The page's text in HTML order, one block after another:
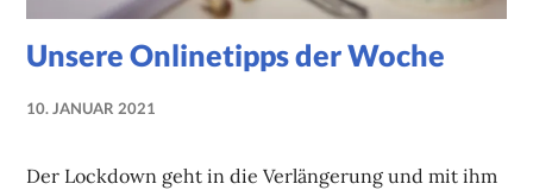
Unsere Onlinetipps der Woche
10. JANUAR 2021
Der Lockdown geht in die Verlängerung und mit ihm